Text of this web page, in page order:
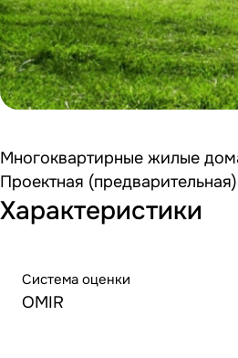
Многоквартирные жилые
Проектная
Характеристики
Система оценки
OMIR